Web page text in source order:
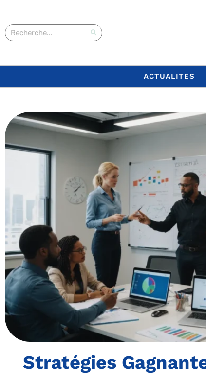
ACTUALITES
Stratégies